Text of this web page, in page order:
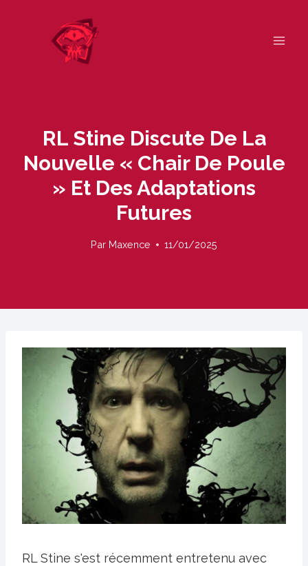
RL Stine Discute De La
Nouvelle « Chair De Poule
» Et Des Adaptations
Futures
Par Maxence 11/01/2025
RL Stine s'est récemment entretenu avec